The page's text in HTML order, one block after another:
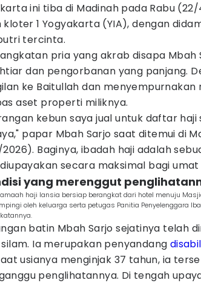
ini tiba di Madinah pada Rabu
1 Yogyakarta (YIA), dengan
tercinta.
pria yang akrab disapa Mbah
dan pengorbanan yang panjang.
ke Baitullah dan menyempurnakan
aset properti miliknya.
kebun saya jual untuk daftar haji
papar Mbah Sarjo saat ditemui di
Baginya, ibadah haji adalah
secara maksimal bagi umat
yang merenggut
haji lansia bersiap berangkat dari hotel menuju
oleh keluarga serta petugas Panitia Penyelenggara
batin Mbah Sarjo sejatinya telah
Ia merupakan penyandang
usianya menginjak 37 tahun, ia
penglihatannya. Di tengah